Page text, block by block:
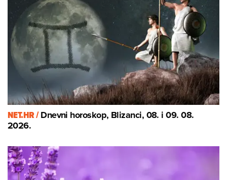
NET.HR /Dnevni horoskop, Blizanci, 08. i 09. 08.
2026.